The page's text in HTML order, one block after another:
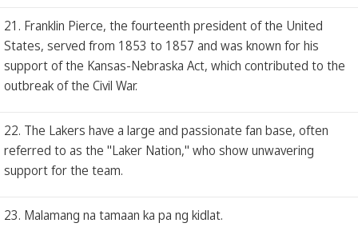
21. Franklin Pierce, the fourteenth president of the United
States, served from 1853 to 1857 and was known for his
support of the Kansas-Nebraska Act, which contributed to the
outbreak of the Civil War.
22. The Lakers have a large and passionate fan base, often
referred to as the "Laker Nation," who show unwavering
support for the team.
23. Malamang na tamaan ka pa ng kidlat.